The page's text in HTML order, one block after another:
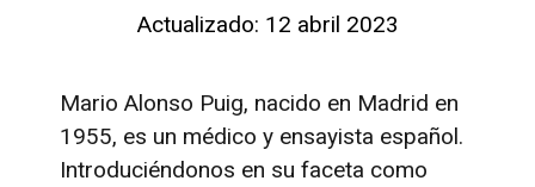
Actualizado: 12 abril 2023
Mario Alonso Puig, nacido en Madrid en
1955, es un médico y ensayista español.
Introduciéndonos en su faceta como